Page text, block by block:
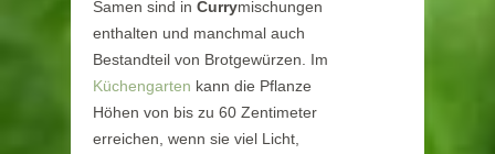
Samen sind in Currymischungen
enthalten und manchmal auch
Bestandteil von Brotgewürzen. Im
Küchengarten kann die Pflanze
Höhen von bis zu 60 Zentimeter
erreichen, wenn sie viel Licht,